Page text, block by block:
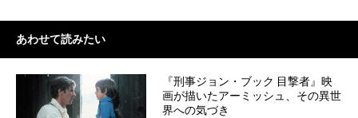
あわせて読みたい
『刑事ジョン・ブック 目撃者』映
画が描いたアーミッシュ、その異世
界への気づき